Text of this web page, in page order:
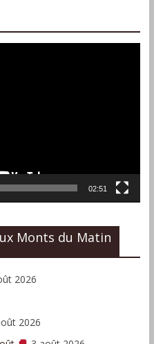
02:51
Monts du Matin
2026
2026